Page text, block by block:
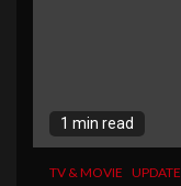
1 min read
TV & MOVIE UPDATE